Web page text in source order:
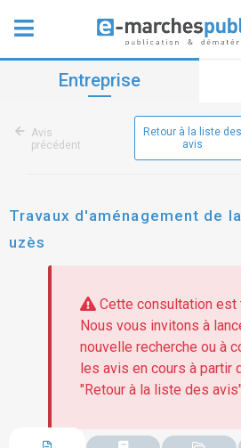
Entreprise
Avis
précédent
Retour à la liste des
avis
Travaux d'aménagement de
uzès
Cette consultation est
Nous vous invitons à
nouvelle recherche ou à
les avis en cours à partir
"Retour à la liste des